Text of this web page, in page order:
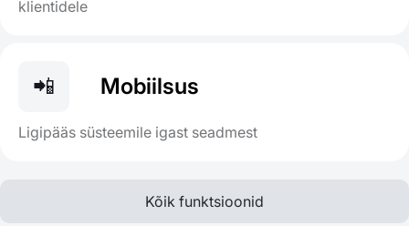
klientidele
📲 Mobiilsus
Ligipääs süsteemile igast seadmest
Kõik funktsioonid